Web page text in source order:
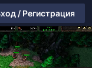
/ Регистрация